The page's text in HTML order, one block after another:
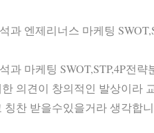
과 엔제리너스 마케팅
과 마케팅 SWOT,STP,4P전
의견이 창의적인 발상이라
칭찬 받을수있을거라 생각합